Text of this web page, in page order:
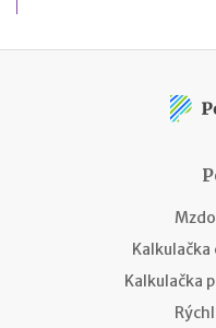
Kalkulačka